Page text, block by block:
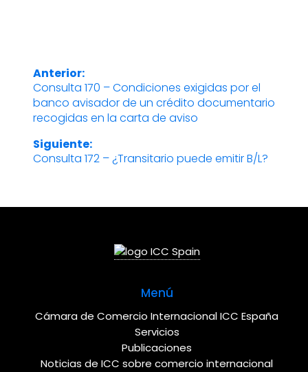
Navegación
de
entradas
Anterior:
Entrada
anterior:
Consulta 170 – Condiciones exigidas por el
banco avisador de un crédito documentario
recogidas en la carta de aviso
Siguiente:
Entrada
Consulta 172 – ¿Transitario puede emitir B/L?
Menú
Cámara de Comercio Internacional ICC España
Servicios
Publicaciones
Noticias de ICC sobre comercio internacional